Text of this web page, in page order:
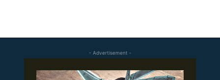
- Advertisement -